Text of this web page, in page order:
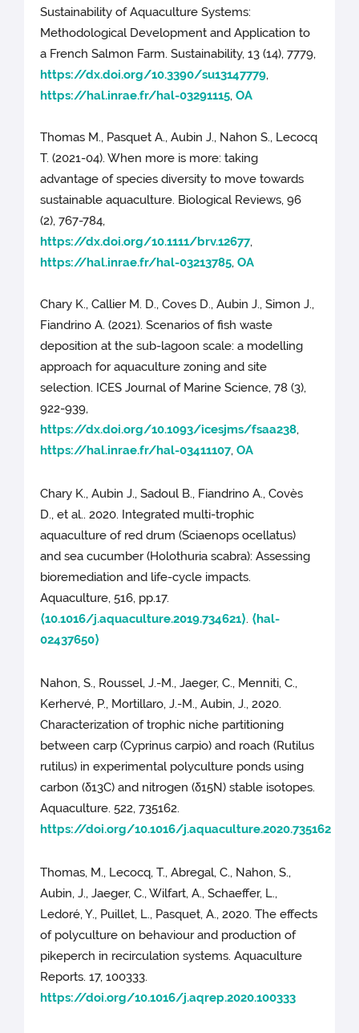
Sustainability of Aquaculture Systems:
Methodological Development and Application to
a French Salmon Farm. Sustainability, 13 (14), 7779,
https://dx.doi.org/10.3390/su13147779,
https://hal.inrae.fr/hal-03291115,OA
Thomas M., Pasquet A., Aubin J., Nahon S., Lecocq
T. (2021-04). When more is more: taking
advantage of species diversity to move towards
sustainable aquaculture. Biological Reviews, 96
(2), 767-784,
https://dx.doi.org/10.1111/brv.12677,
https://hal.inrae.fr/hal-03213785,OA
Chary K., Callier M. D., Coves D., Aubin J., Simon J.,
Fiandrino A. (2021). Scenarios of fish waste
deposition at the sub-lagoon scale: a modelling
approach for aquaculture zoning and site
selection. ICES Journal of Marine Science, 78 (3),
922-939,
https://dx.doi.org/10.1093/icesjms/fsaa238,
https://hal.inrae.fr/hal-03411107,OA
Chary K., Aubin J., Sadoul B., Fiandrino A., Covès
D., et al.. 2020. Integrated multi-trophic
aquaculture of red drum (Sciaenops ocellatus)
and sea cucumber (Holothuria scabra): Assessing
bioremediation and life-cycle impacts.
Aquaculture, 516, pp.17.
⟨10.1016/j.aquaculture.2019.734621⟩. ⟨hal-
02437650⟩
Nahon, S., Roussel, J.-M., Jaeger, C., Menniti, C.,
Kerhervé, P., Mortillaro, J.-M., Aubin, J., 2020.
Characterization of trophic niche partitioning
between carp (Cyprinus carpio) and roach (Rutilus
rutilus) in experimental polyculture ponds using
carbon (δ13C) and nitrogen (δ15N) stable isotopes.
Aquaculture. 522, 735162.
https://doi.org/10.1016/j.aquaculture.2020.735162
Thomas, M., Lecocq, T., Abregal, C., Nahon, S.,
Aubin, J., Jaeger, C., Wilfart, A., Schaeffer, L.,
Ledoré, Y., Puillet, L., Pasquet, A., 2020. The effects
of polyculture on behaviour and production of
pikeperch in recirculation systems. Aquaculture
Reports. 17, 100333.
https://doi.org/10.1016/j.aqrep.2020.100333